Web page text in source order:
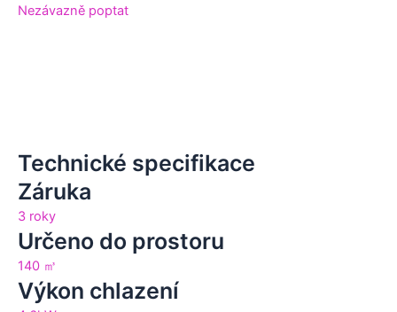
Nezávazně poptat
Technické specifikace
Záruka
3 roky
Určeno do prostoru
140 ㎥
Výkon chlazení